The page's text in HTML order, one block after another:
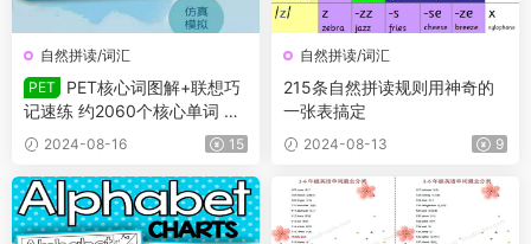
自然拼读/词汇
PET
PET核心词图解+联想巧
记速练 约2060个核心单词 有
在线音频
2024-08-16 15
自然拼读/词汇
215条自然拼读规则用神奇的
一张表搞定
2024-08-13 9